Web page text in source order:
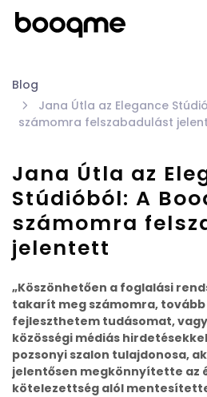
Blog
Jana Útla az Elegance
számomra felszabadulást
Jana Útla az
Stúdióból: A
számomra
jelentett
„Köszönhetően a foglalási
takarít meg számomra,
fejleszthetem tudásomat,
közösségi médiás
pozsonyi szalon tulajdonosa,
jelentősen megkönnyítette az
kötelezettség alól